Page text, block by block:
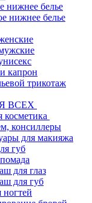
нижнее белье
нижнее белье
капрон
трикотаж
ВСЕХ
косметика
консиллеры
для макияжа
губ
для глаз
для губ
ногтей